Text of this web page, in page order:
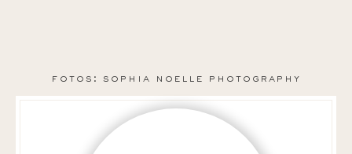
fotos: sophia noelle photography